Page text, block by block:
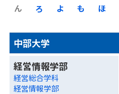
ほ
も
よ
ろ
ん
中部大学
経営情報学部
経営総合学科
経営情報学部